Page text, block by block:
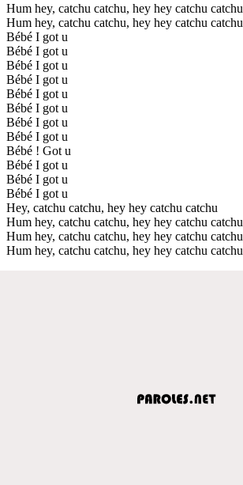
Hum hey, catchu catchu, hey hey catchu catchu
Hum hey, catchu catchu, hey hey catchu catchu
Bébé I got u
Bébé I got u
Bébé I got u
Bébé I got u
Bébé I got u
Bébé I got u
Bébé I got u
Bébé I got u
Bébé ! Got u
Bébé I got u
Bébé I got u
Bébé I got u
Hey, catchu catchu, hey hey catchu catchu
Hum hey, catchu catchu, hey hey catchu catchu
Hum hey, catchu catchu, hey hey catchu catchu
Hum hey, catchu catchu, hey hey catchu catchu